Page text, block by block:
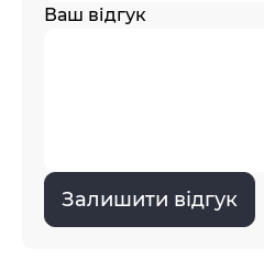
Ваш відгук
Залишити відгук